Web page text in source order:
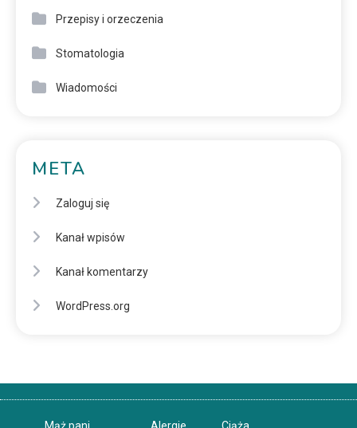
Przepisy i orzeczenia
Stomatologia
Wiadomości
META
Zaloguj się
Kanał wpisów
Kanał komentarzy
WordPress.org
„Mąż pani
Alergie
Ciąża